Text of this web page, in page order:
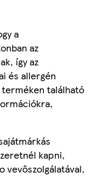
a
az
így az
és allergén
terméken található
kapni,
vevőszolgálatával,